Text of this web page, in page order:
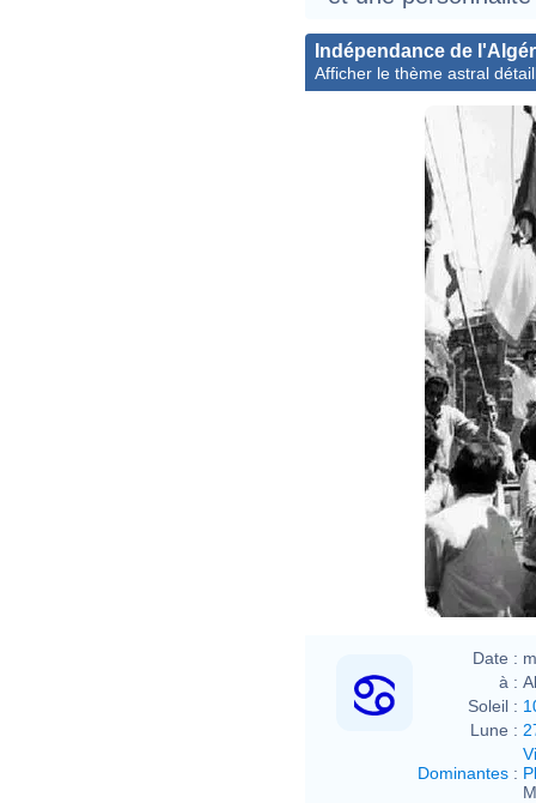
Indépendance de
Afficher le thème astral
Date :
à :
Soleil :
Lune :
Dominantes :